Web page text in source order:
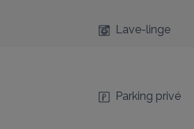
Lave-linge
Parking privé